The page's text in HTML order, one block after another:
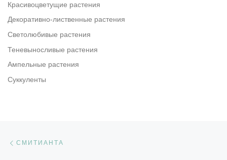
Красивоцветущие растения
Декоративно-лиственные растения
Светолюбивые растения
Теневыносливые растения
Ампельные растения
Суккуленты
СМИТИАНТА